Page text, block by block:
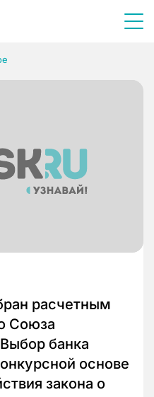
расчетным
Союза
банка
основе
закона о